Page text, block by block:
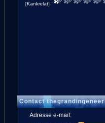
[Kankrelat]
Contact thegrandingeneer
Adresse e-mail: